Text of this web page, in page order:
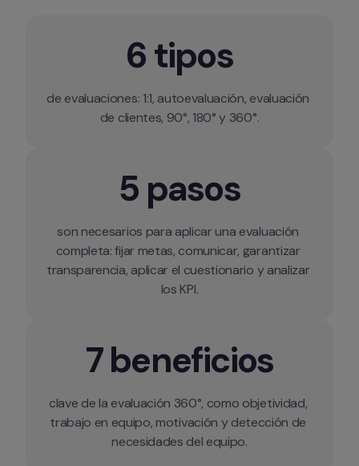
6 tipos
de evaluaciones: 1:1, autoevaluación, evaluación
de clientes, 90°, 180° y 360°.
5 pasos
son necesarios para aplicar una evaluación
completa: fijar metas, comunicar, garantizar
transparencia, aplicar el cuestionario y analizar
los KPI.
7 beneficios
clave de la evaluación 360°, como objetividad,
trabajo en equipo, motivación y detección de
necesidades del equipo.